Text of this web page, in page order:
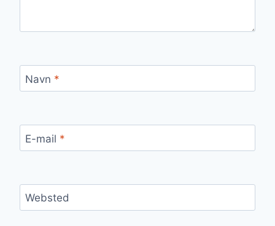
Navn *
E-mail *
Websted